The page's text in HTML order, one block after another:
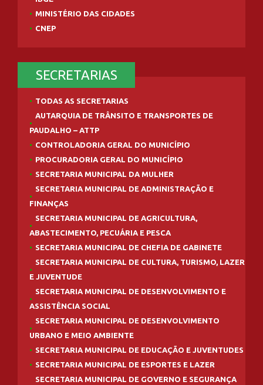
MINISTÉRIO DAS CIDADES
CNEP
SECRETARIAS
TODAS AS SECRETARIAS
AUTARQUIA DE TRÂNSITO E TRANSPORTES DE
PAUDALHO – ATTP
CONTROLADORIA GERAL DO MUNICÍPIO
PROCURADORIA GERAL DO MUNICÍPIO
SECRETARIA MUNICIPAL DA MULHER
SECRETARIA MUNICIPAL DE ADMINISTRAÇÃO E
FINANÇAS
SECRETARIA MUNICIPAL DE AGRICULTURA,
ABASTECIMENTO, PECUÁRIA E PESCA
SECRETARIA MUNICIPAL DE CHEFIA DE GABINETE
SECRETARIA MUNICIPAL DE CULTURA, TURISMO, LAZER
E JUVENTUDE
SECRETARIA MUNICIPAL DE DESENVOLVIMENTO E
ASSISTÊNCIA SOCIAL
SECRETARIA MUNICIPAL DE DESENVOLVIMENTO
URBANO E MEIO AMBIENTE
SECRETARIA MUNICIPAL DE EDUCAÇÃO E JUVENTUDES
SECRETARIA MUNICIPAL DE ESPORTES E LAZER
SECRETARIA MUNICIPAL DE GOVERNO E SEGURANÇA